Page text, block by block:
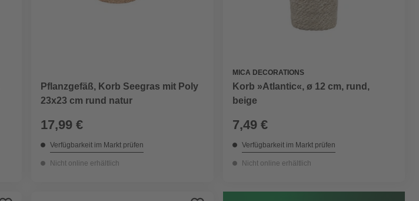
Pflanzgefäß, Korb Seegras mit Poly
23x23 cm rund natur
17,99 €
Verfügbarkeit im Markt prüfen
Nicht online erhältlich
MICA DECORATIONS
Korb »Atlantic«, ø 12 cm, rund,
beige
7,49 €
Verfügbarkeit im Markt prüfen
Nicht online erhältlich